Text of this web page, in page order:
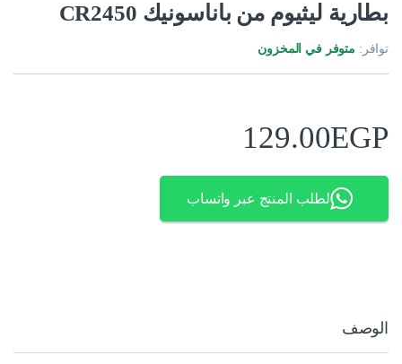
بطارية ليثيوم من باناسونيك CR2450
توافر: متوفر في المخزون
129.00EGP
لطلب المنتج عبر واتساب
الوصف